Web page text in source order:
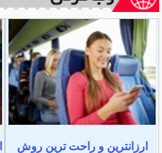
ارزانترین و راحت ترین روش